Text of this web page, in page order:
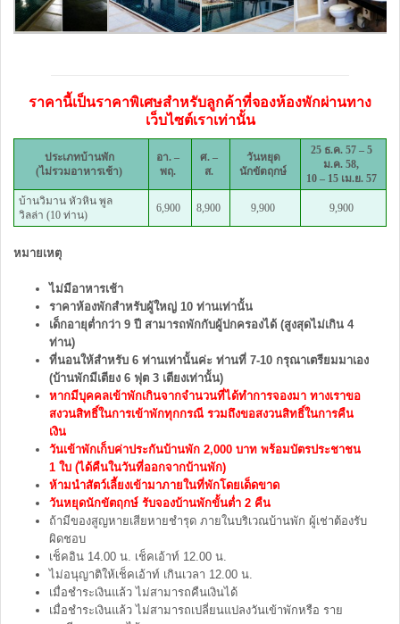
ราคานี้เป็นราคาพิเศษสำหรับลูกค้าที่จองห้องพักผ่านทาง
เว็บไซต์เราเท่านั้น
ประเภทบ้านพัก
(ไม่รวมอาหารเช้า)
อา. –
พฤ.
ศ. –
ส.
วันหยุด
นักขัตฤกษ์
25 ธ.ค. 57 – 5
ม.ค. 58,
10 – 15 เม.ย. 57
บ้านวิมาน หัวหิน พูล
วิลล่า (10 ท่าน)
6,900 8,900 9,900 9,900
หมายเหตุ
ไม่มีอาหารเช้า
ราคาห้องพักสำหรับผู้ใหญ่ 10 ท่านเท่านั้น
เด็กอายุต่ำกว่า 9 ปี สามารถพักกับผู้ปกครองได้ (สูงสุดไม่เกิน 4
ท่าน)
ที่นอนให้สำหรับ 6 ท่านเท่านั้นค่ะ ท่านที่ 7-10 กรุณาเตรียมมาเอง
(บ้านพักมีเตียง 6 ฟุต 3 เตียงเท่านั้น)
หากมีบุคคลเข้าพักเกินจากจำนวนที่ได้ทำการจองมา ทางเราขอ
สงวนสิทธิ์ในการเข้าพักทุกกรณี รวมถึงขอสงวนสิทธิ์ในการคืน
เงิน
วันเข้าพักเก็บค่าประกันบ้านพัก 2,000 บาท พร้อมบัตรประชาชน
1 ใบ (ได้คืนในวันที่ออกจากบ้านพัก)
ห้ามนำสัตว์เลี้ยงเข้ามาภายในที่พักโดยเด็ดขาด
วันหยุดนักขัตฤกษ์ รับจองบ้านพักขั้นต่ำ 2 คืน
ถ้ามีของสูญหายเสียหายชำรุด ภายในบริเวณบ้านพัก ผู้เช่าต้องรับ
ผิดชอบ
เช็คอิน 14.00 น. เช็คเอ้าท์ 12.00 น.
ไม่อนุญาติให้เช็คเอ้าท์ เกินเวลา 12.00 น.
เมื่อชำระเงินแล้ว ไม่สามารถคืนเงินได้
เมื่อชำระเงินแล้ว ไม่สามารถเปลี่ยนแปลงวันเข้าพักหรือ ราย